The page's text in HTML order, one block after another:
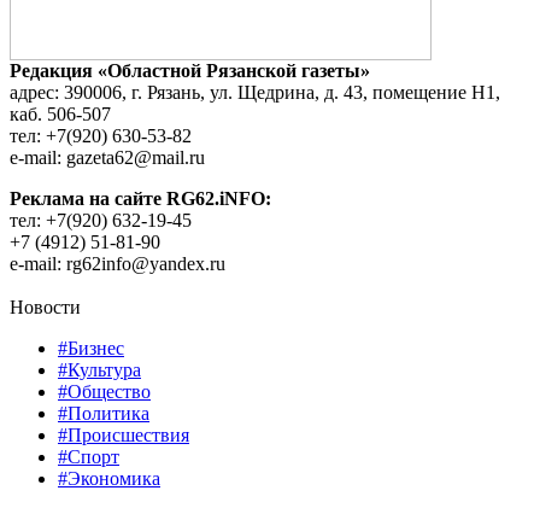
Редакция «Областной Рязанской газеты»
адрес: 390006, г. Рязань, ул. Щедрина, д. 43, помещение Н1,
каб. 506-507
тел: +7(920) 630-53-82
e-mail: gazeta62@mail.ru
Реклама на сайте RG62.iNFO:
тел: +7(920) 632-19-45
+7 (4912) 51-81-90
e-mail: rg62info@yandex.ru
Новости
#Бизнес
#Культура
#Общество
#Политика
#Происшествия
#Спорт
#Экономика